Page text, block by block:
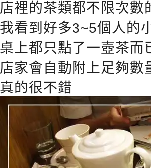
店裡的茶類都不限次數
我看到好多3~5個人的
桌上都只點了一壺茶而
店家會自動附上足夠數
真的很不錯